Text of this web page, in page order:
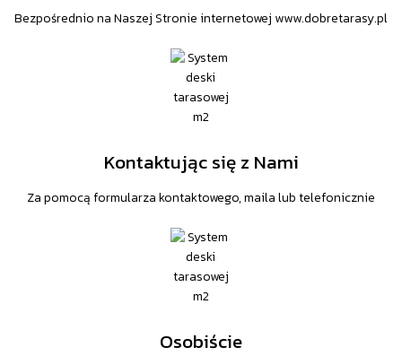
Bezpośrednio na Naszej Stronie internetowej www.dobretarasy.pl
Kontaktując się z Nami
Za pomocą formularza kontaktowego, maila lub telefonicznie
Osobiście